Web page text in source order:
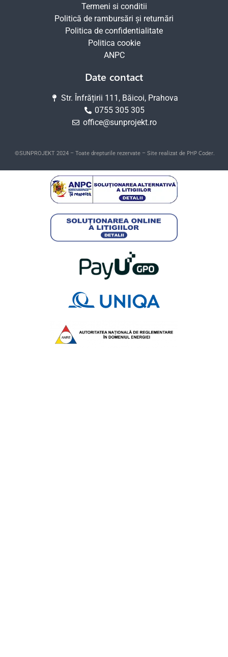
Termeni si conditii
Politică de rambursări și returnări
Politica de confidentialitate
Politica cookie
ANPC
Date contact
Str. Înfrățirii 111, Băicoi, Prahova
0755 305 305
office@sunprojekt.ro
©SUNPROJEKT 2024 – Toate drepturile rezervate – Site realizat de PHP Coder.